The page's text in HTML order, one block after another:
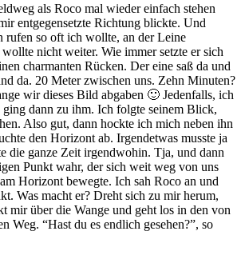
als Roco mal wieder einfach stehen
entgegensetzte Richtung blickte. Und
rufen so oft ich wollte, an der Leine
nicht weiter. Wie immer setzte er sich
charmanten Rücken. Der eine saß da und
da. 20 Meter zwischen uns. Zehn Minuten?
wir dieses Bild abgaben 🙂 Jedenfalls, ich
ging dann zu ihm. Ich folgte seinem Blick,
Also gut, dann hockte ich mich neben ihn
den Horizont ab. Irgendetwas musste ja
die ganze Zeit irgendwohin. Tja, und dann
Punkt wahr, der sich weit weg von uns
Horizont bewegte. Ich sah Roco an und
Was macht er? Dreht sich zu mir herum,
mir über die Wange und geht los in den von
Weg. “Hast du es endlich gesehen?”, so